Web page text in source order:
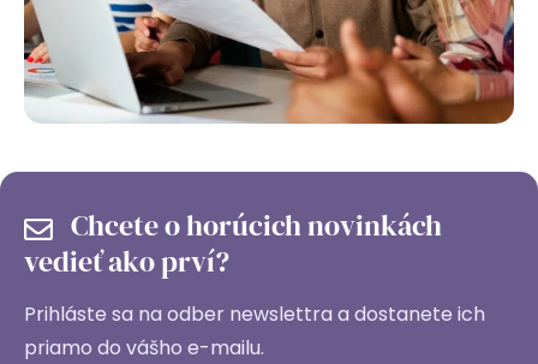
Chcete o horúcich novinkách
vedieť ako prví?
Prihláste sa na odber newslettra a dostanete ich
priamo do vášho e-mailu.